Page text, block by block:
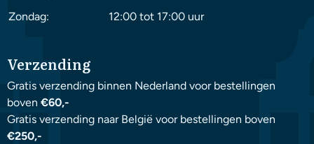
Zondag:
12:00 tot 17:00 uur
Verzending
Gratis verzending binnen Nederland voor bestellingen
boven €60,-
Gratis verzending naar België voor bestellingen boven
€250,-